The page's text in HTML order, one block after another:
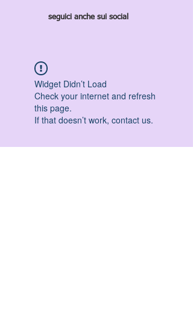
seguici anche sui social
Widget Didn’t Load
Check your internet and refresh
this page.
If that doesn’t work, contact us.